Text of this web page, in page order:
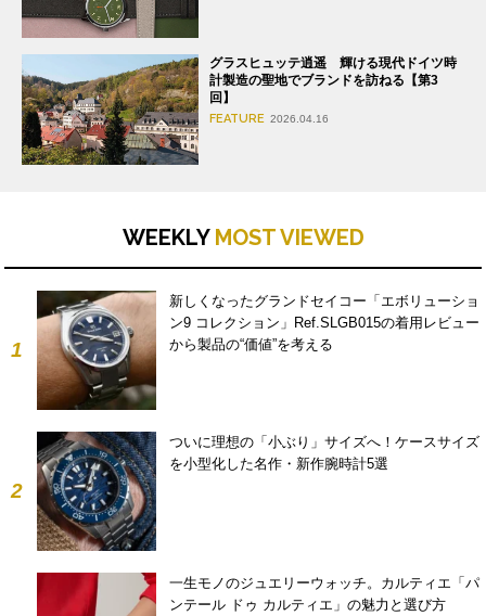
グラスヒュッテ逍遥 輝ける現代ドイツ時
計製造の聖地でブランドを訪ねる【第3
回】
FEATURE 2026.04.16
WEEKLY MOST VIEWED
1
新しくなったグランドセイコー「エボリューショ
ン9 コレクション」Ref.SLGB015の着用レビュー
から製品の“価値”を考える
2
ついに理想の「小ぶり」サイズへ！ケースサイズ
を小型化した名作・新作腕時計5選
一生モノのジュエリーウォッチ。カルティエ「パ
ンテール ドゥ カルティエ」の魅力と選び方